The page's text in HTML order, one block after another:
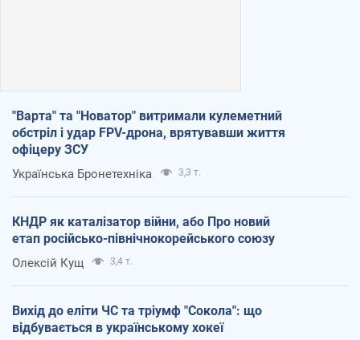
"Варта" та "Новатор" витримали кулеметний
обстріл і удар FPV-дрона, врятувавши життя
офіцеру ЗСУ
Українська Бронетехніка 3,3 т.
КНДР як каталізатор війни, або Про новий
етап російсько-північнокорейського союзу
Олексій Кущ 3,4 т.
Вихід до еліти ЧС та тріумф "Сокола": що
відбувається в українському хокеї